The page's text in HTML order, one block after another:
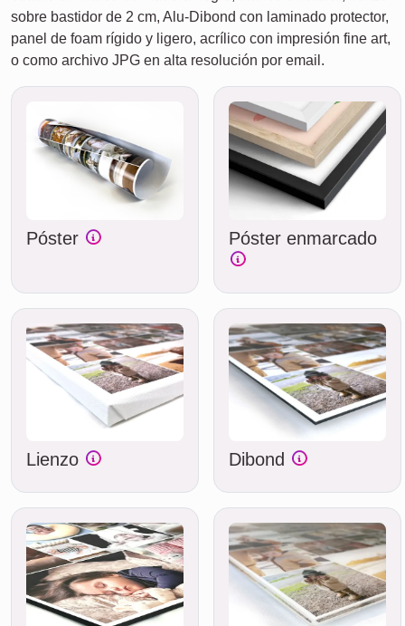
sobre bastidor de 2 cm, Alu-Dibond con laminado protector,
panel de foam rígido y ligero, acrílico con impresión fine art,
o como archivo JPG en alta resolución por email.
Póster Póster enmarcado
Lienzo Dibond